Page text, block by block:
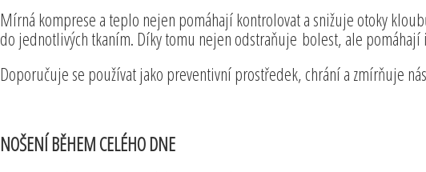
Mírná komprese a teplo nejen pomáhají kontrolovat a snižuje otoky
do jednotlivých tkaním. Díky tomu nejen odstraňuje bolest, ale pomáhají
Doporučuje se používat jako preventivní prostředek, chrání a zmírňuje
NOŠENÍ BĚHEM CELÉHO DNE